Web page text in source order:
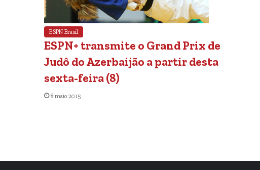
ESPN Brasil
ESPN+ transmite o Grand Prix de
Judô do Azerbaijão a partir desta
sexta-feira (8)
8 maio 2015